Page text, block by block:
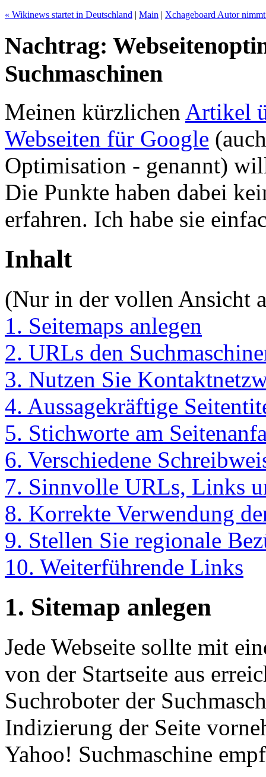
« Wikinews startet in Deutschland | Main | Xchageboard Autor
Nachtrag:
Suchmaschinen
Meinen kürzlichen Artikel
Webseiten für Google
Optimisation - genannt)
Die Punkte haben dabei
erfahren. Ich habe sie
Inhalt
(Nur in der vollen Ansicht
1. Seitemaps anlegen
2. URLs den
3. Nutzen Sie
4. Aussagekräftige
5. Stichworte am
6. Verschiedene
7. Sinnvolle URLs, Links
8. Korrekte Verwendung
9. Stellen Sie regionale
10. Weiterführende Links
1. Sitemap anlegen
Jede Webseite sollte mit
von der Startseite aus
Suchroboter der
Indizierung der Seite
Yahoo! Suchmaschine